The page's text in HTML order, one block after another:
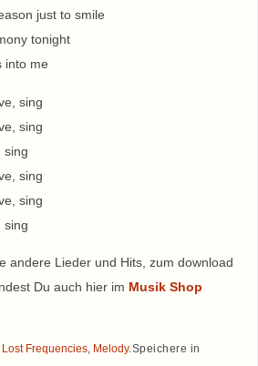
just to smile
tonight
into me
sing
sing
sing
sing
sing
sing
andere Lieder und Hits, zum download
Du auch hier im Musik Shop
Lost Frequencies, Melody.Speichere in